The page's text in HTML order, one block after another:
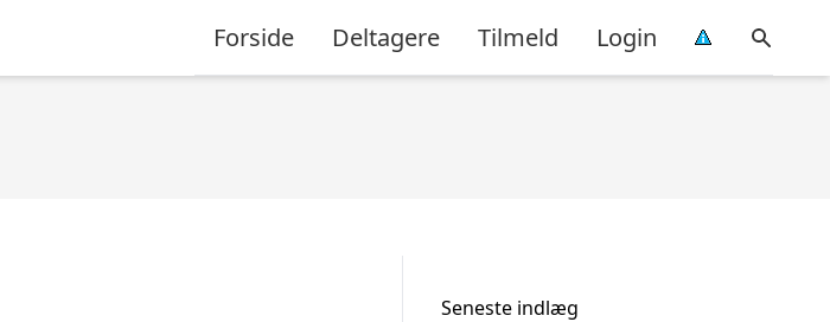
Forside Deltagere Tilmeld Login
Seneste indlæg